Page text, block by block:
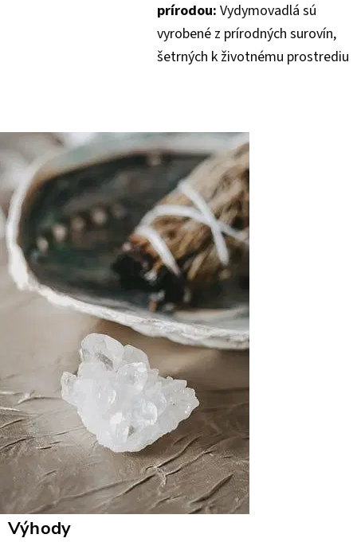
prírodou: Vydymovadlá sú
vyrobené z prírodných surovín,
šetrných k životnému prostrediu
Výhody